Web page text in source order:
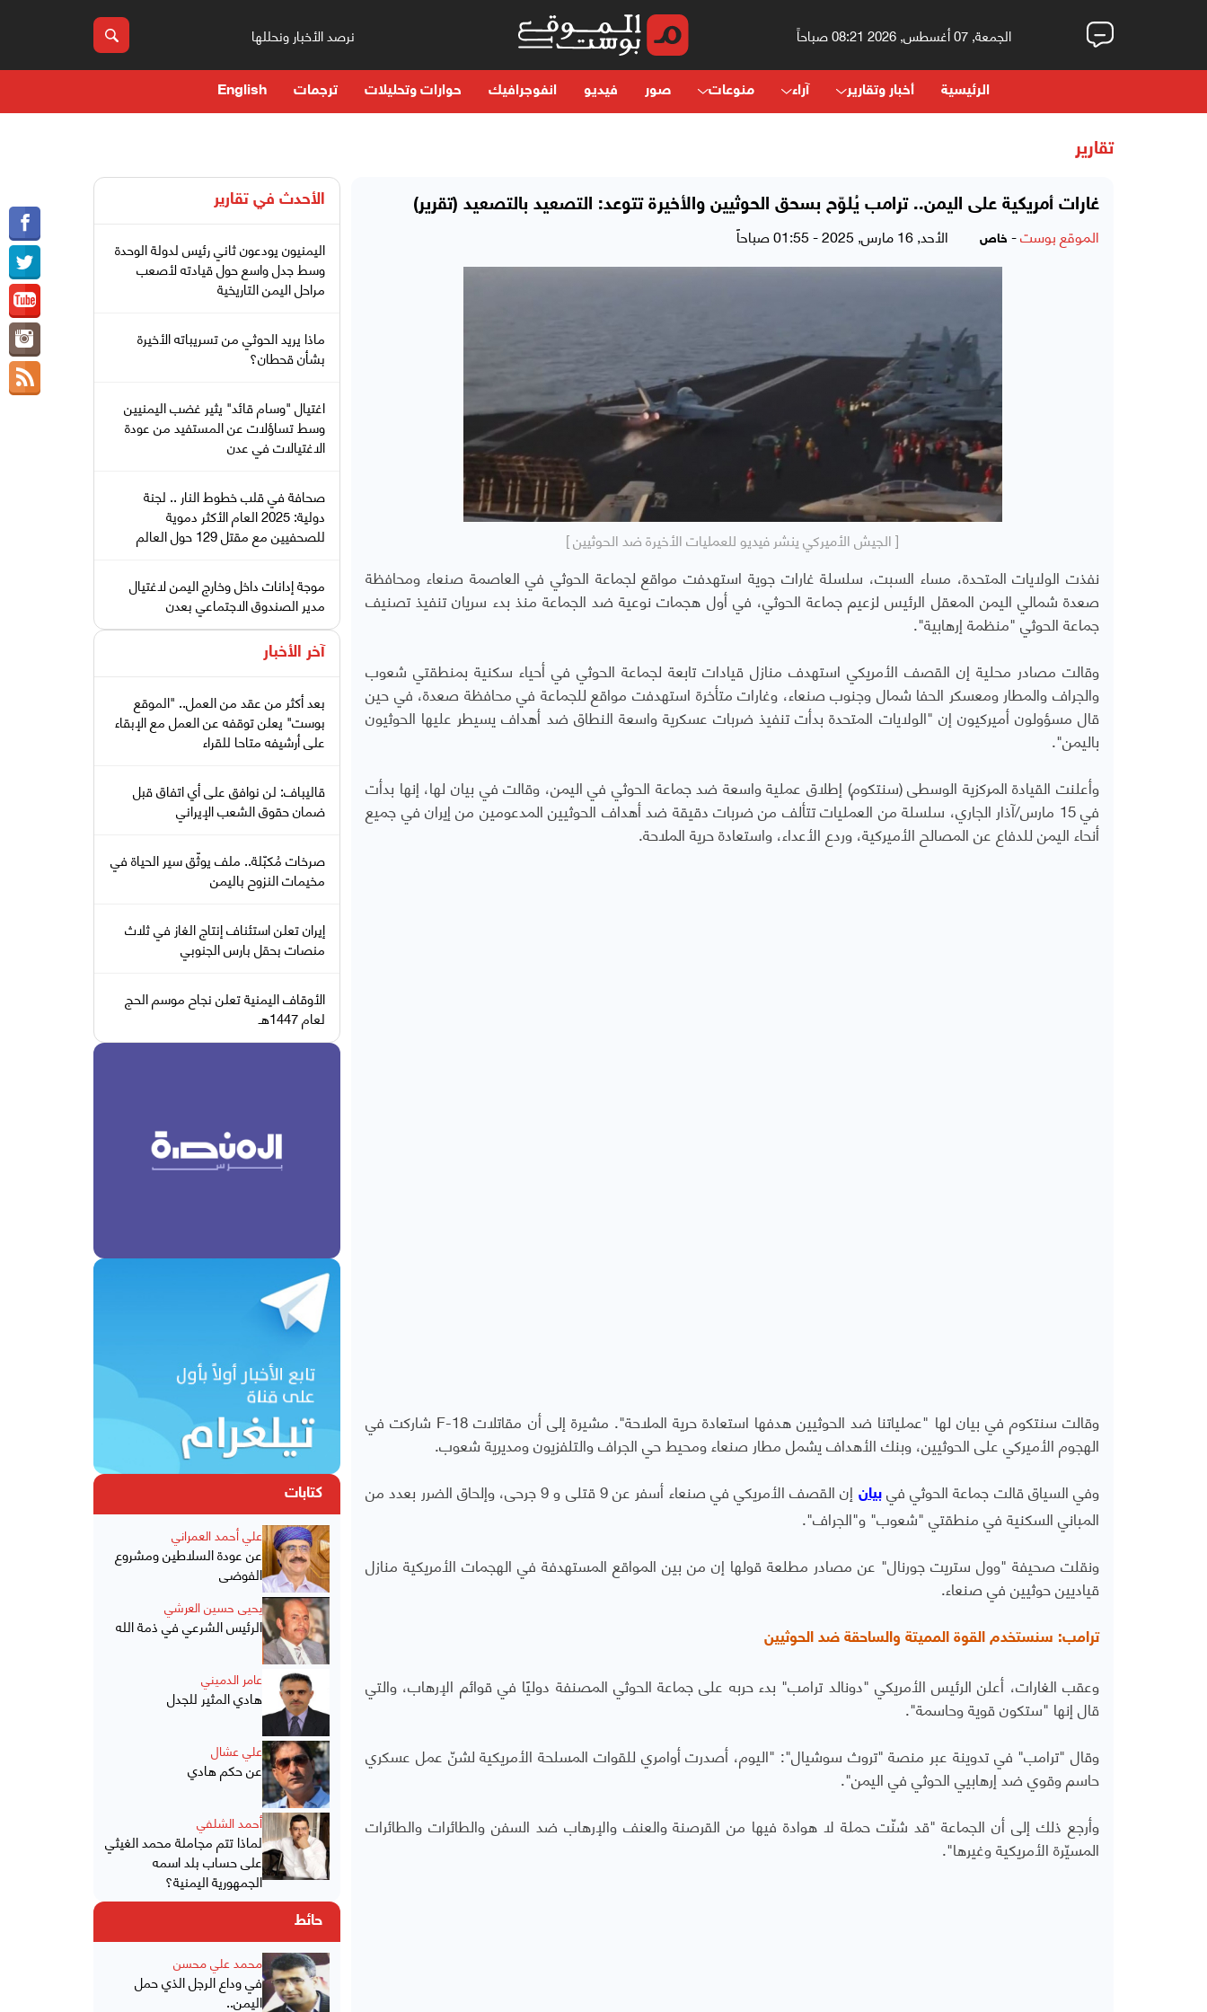
الجمعة, 07 أغسطس, 2026 08:21 صباحاً نرصد الأخبار ونحللها
الرئيسية أخبار وتقارير آراء منوعات صور فيديو انفوجرافيك حوارات وتحليلات ترجمات English
تقارير
غارات أمريكية على اليمن.. ترامب يُلوّح بسحق الحوثيين والأخيرة تتوعد: التصعيد بالتصعيد (تقرير)
الموقع بوست- خاص الأحد, 16 مارس, 2025 - 01:55 صباحاً
[ الجيش الأميركي ينشر فيديو للعمليات الأخيرة ضد الحوثيين ]
نفذت الولايات المتحدة، مساء السبت، سلسلة غارات جوية استهدفت مواقع لجماعة الحوثي في العاصمة صنعاء ومحافظة
صعدة شمالي اليمن المعقل الرئيس لزعيم جماعة الحوثي، في أول هجمات نوعية ضد الجماعة منذ بدء سريان تنفيذ تصنيف
جماعة الحوثي "منظمة إرهابية".
وقالت مصادر محلية إن القصف الأمريكي استهدف منازل قيادات تابعة لجماعة الحوثي في أحياء سكنية بمنطقتي شعوب
والجراف والمطار ومعسكر الحفا شمال وجنوب صنعاء، وغارات متأخرة استهدفت مواقع للجماعة في محافظة صعدة، في حين
قال مسؤولون أميركيون إن "الولايات المتحدة بدأت تنفيذ ضربات عسكرية واسعة النطاق ضد أهداف يسيطر عليها الحوثيون
باليمن".
وأعلنت القيادة المركزية الوسطى (سنتكوم) إطلاق عملية واسعة ضد جماعة الحوثي في اليمن، وقالت في بيان لها، إنها بدأت
في 15 مارس/آذار الجاري، سلسلة من العمليات تتألف من ضربات دقيقة ضد أهداف الحوثيين المدعومين من إيران في جميع
أنحاء اليمن للدفاع عن المصالح الأميركية، وردع الأعداء، واستعادة حرية الملاحة.
وقالت سنتكوم في بيان لها "عملياتنا ضد الحوثيين هدفها استعادة حرية الملاحة". مشيرة إلى أن مقاتلات F-18 شاركت في
الهجوم الأميركي على الحوثيين، وبنك الأهداف يشمل مطار صنعاء ومحيط حي الجراف والتلفزيون ومديرية شعوب.
وفي السياق قالت جماعة الحوثي فيبيان
إن القصف الأمريكي في صنعاء أسفر عن 9 قتلى و 9 جرحى، وإلحاق الضرر بعدد من
المباني السكنية في منطقتي "شعوب" و"الجراف".
ونقلت صحيفة "وول ستريت جورنال" عن مصادر مطلعة قولها إن من بين المواقع المستهدفة في الهجمات الأمريكية منازل
قياديين حوثيين في صنعاء.
ترامب: سنستخدم القوة المميتة والساحقة ضد الحوثيين
وعقب الغارات، أعلن الرئيس الأمريكي "دونالد ترامب" بدء حربه على جماعة الحوثي المصنفة دوليًا في قوائم الإرهاب، والتي
قال إنها "ستكون قوية وحاسمة".
وقال "ترامب" في تدوينة عبر منصة "تروث سوشيال": "اليوم، أصدرت أوامري للقوات المسلحة الأمريكية لشنّ عمل عسكري
حاسم وقوي ضد إرهابيي الحوثي في اليمن".
وأرجع ذلك إلى أن الجماعة "قد شنّت حملة لا هوادة فيها من القرصنة والعنف والإرهاب ضد السفن والطائرات والطائرات
المسيّرة الأمريكية وغيرها".
الأحدث في تقارير
اليمنيون يودعون ثاني رئيس لدولة الوحدة
وسط جدل واسع حول قيادته لأصعب
مراحل اليمن التاريخية
ماذا يريد الحوثي من تسريباته الأخيرة
بشأن قحطان؟
اغتيال "وسام قائد" يثير غضب اليمنيين
وسط تساؤلات عن المستفيد من عودة
الاغتيالات في عدن
صحافة في قلب خطوط النار .. لجنة
دولية: 2025 العام الأكثر دموية
للصحفيين مع مقتل 129 حول العالم
موجة إدانات داخل وخارج اليمن لاغتيال
مدير الصندوق الاجتماعي بعدن
آخر الأخبار
بعد أكثر من عقد من العمل.. "الموقع
بوست" يعلن توقفه عن العمل مع الإبقاء
على أرشيفه متاحا للقراء
قاليباف: لن نوافق على أي اتفاق قبل
ضمان حقوق الشعب الإيراني
صرخات مُكبّلة.. ملف يوثّق سير الحياة في
مخيمات النزوح باليمن
إيران تعلن استئناف إنتاج الغاز في ثلاث
منصات بحقل بارس الجنوبي
الأوقاف اليمنية تعلن نجاح موسم الحج
لعام 1447هـ
كتابات
علي أحمد العمراني
عن عودة السلاطين ومشروع
الفوضى
يحيى حسين العرشي
الرئيس الشرعي في ذمة الله
عامر الدميني
هادي المثير للجدل
علي عشال
عن حكم هادي
أحمد الشلفي
لماذا تتم مجاملة محمد الغيثي
على حساب بلد اسمه
الجمهورية اليمنية؟
حائط
محمد علي محسن
في وداع الرجل الذي حمل
اليمن..